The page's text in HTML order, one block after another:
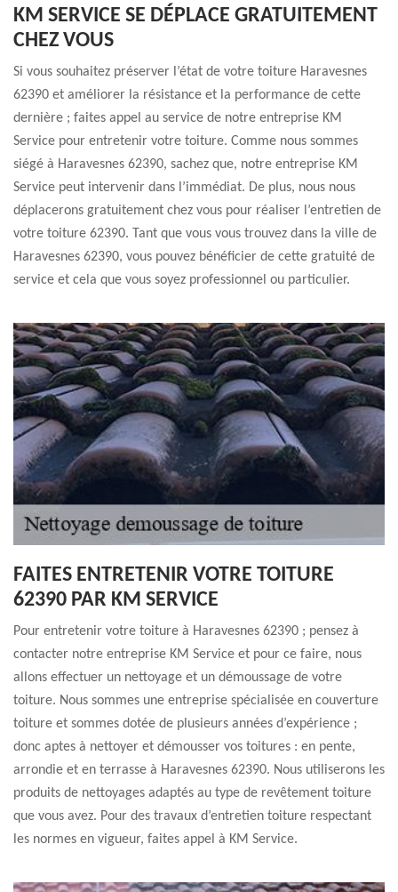
KM SERVICE SE DÉPLACE GRATUITEMENT
CHEZ VOUS
Si vous souhaitez préserver l’état de votre toiture Haravesnes
62390 et améliorer la résistance et la performance de cette
dernière ; faites appel au service de notre entreprise KM
Service pour entretenir votre toiture. Comme nous sommes
siégé à Haravesnes 62390, sachez que, notre entreprise KM
Service peut intervenir dans l’immédiat. De plus, nous nous
déplacerons gratuitement chez vous pour réaliser l’entretien de
votre toiture 62390. Tant que vous vous trouvez dans la ville de
Haravesnes 62390, vous pouvez bénéficier de cette gratuité de
service et cela que vous soyez professionnel ou particulier.
FAITES ENTRETENIR VOTRE TOITURE
62390 PAR KM SERVICE
Pour entretenir votre toiture à Haravesnes 62390 ; pensez à
contacter notre entreprise KM Service et pour ce faire, nous
allons effectuer un nettoyage et un démoussage de votre
toiture. Nous sommes une entreprise spécialisée en couverture
toiture et sommes dotée de plusieurs années d’expérience ;
donc aptes à nettoyer et démousser vos toitures : en pente,
arrondie et en terrasse à Haravesnes 62390. Nous utiliserons les
produits de nettoyages adaptés au type de revêtement toiture
que vous avez. Pour des travaux d’entretien toiture respectant
les normes en vigueur, faites appel à KM Service.